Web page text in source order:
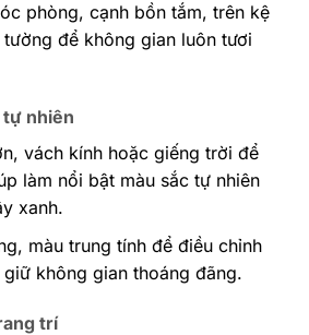
phòng, cạnh bồn tắm, trên kệ
để không gian luôn tươi
tự nhiên
vách kính hoặc giếng trời để
làm nổi bật màu sắc tự nhiên
xanh.
màu trung tính để điều chỉnh
không gian thoáng đãng.
trí